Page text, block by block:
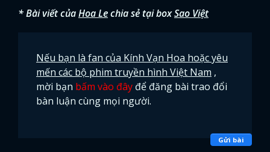
* Bài viết củaHoa Lechia sẻ tại boxSao Việt
Nếu bạn là fan của Kính Vạn Hoa hoặc yêu
mến các bộ phim truyền hình Việt Nam ,
mời bạn bấm vào đây để đăng bài trao đổi
bàn luận cùng mọi người.
Gửi bài